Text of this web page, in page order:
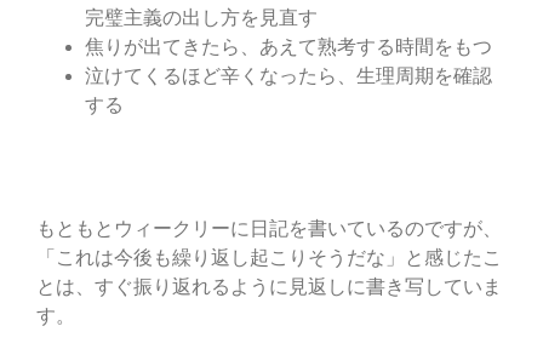
完璧主義の出し方を見直す
焦りが出てきたら、あえて熟考する時間をもつ
泣けてくるほど辛くなったら、生理周期を確認
する
もともとウィークリーに日記を書いているのですが、
「これは今後も繰り返し起こりそうだな」と感じたこ
とは、すぐ振り返れるように見返しに書き写していま
す。